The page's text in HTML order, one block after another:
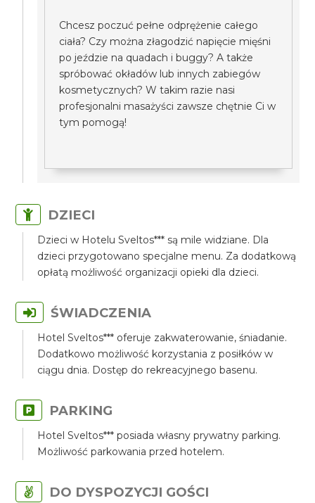
Chcesz poczuć pełne odprężenie całego
ciała? Czy można złagodzić napięcie mięśni
po jeździe na quadach i buggy? A także
spróbować okładów lub innych zabiegów
kosmetycznych? W takim razie nasi
profesjonalni masażyści zawsze chętnie Ci w
tym pomogą!
DZIECI
Dzieci w Hotelu Sveltos*** są mile widziane. Dla
dzieci przygotowano specjalne menu. Za dodatkową
opłatą możliwość organizacji opieki dla dzieci.
ŚWIADCZENIA
Hotel Sveltos*** oferuje zakwaterowanie, śniadanie.
Dodatkowo możliwość korzystania z posiłków w
ciągu dnia. Dostęp do rekreacyjnego basenu.
PARKING
Hotel Sveltos*** posiada własny prywatny parking.
Możliwość parkowania przed hotelem.
DO DYSPOZYCJI GOŚCI